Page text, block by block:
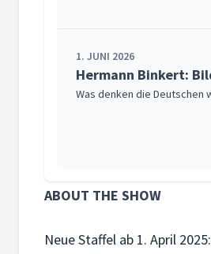
1. JUNI 2026
Hermann Binkert:
Was denken die Deutschen
Karl-Dietmar
Mehr als ein Bäcker:
ABOUT THE SHOW
Neue Staffel ab 1. April